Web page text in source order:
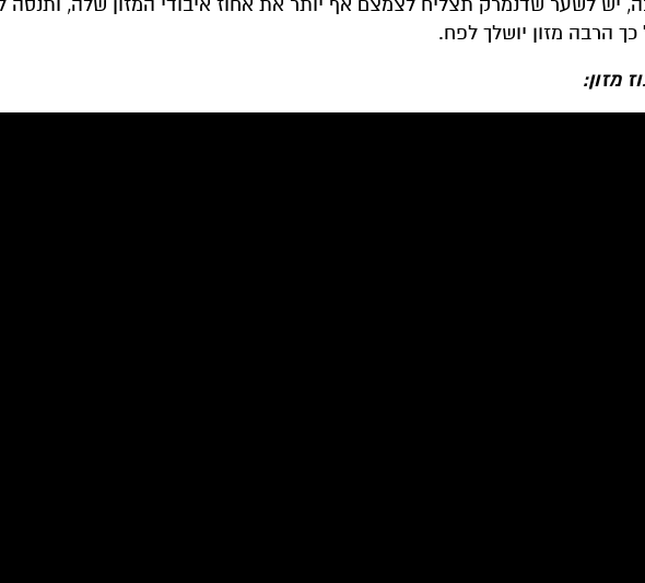
יש לשער שדנמרק תצליח לצמצם אף יותר את אחוז איבודי המזון שלה, ותנסה
הרבה מזון יושלך לפח.